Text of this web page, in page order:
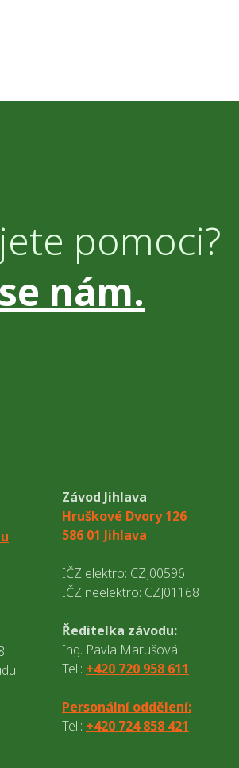
pomoci?
nám.
Závod Jihlava
Hruškové Dvory 126
586 01 Jihlava
IČZ elektro: CZJ00596
IČZ neelektro: CZJ01168
Ředitelka závodu:
Ing. Pavla Marušová
Tel.: +420 720 958 611
Personální oddělení:
Tel.: +420 724 858 421